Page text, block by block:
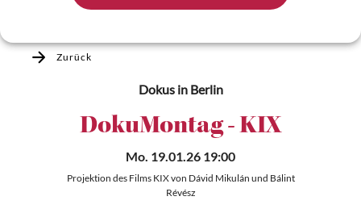
Zurück
Dokusin Berlin
DokuMontag - KIX
Mo. 19.01.26 19:00
Projektion des Films KIX von Dávid Mikulán und Bálint
Révész